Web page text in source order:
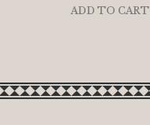
ADD TO CART